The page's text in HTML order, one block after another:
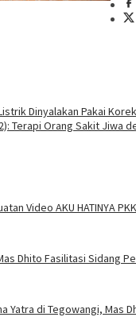
Dinyalakan Pakai
Terapi Orang Sakit Jiwa
Video AKU HATINYA
Dhito Fasilitasi Sidang
Yatra di Tegowangi, Mas